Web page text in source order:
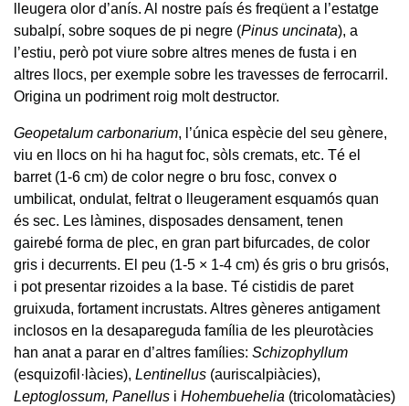
lleugera olor d’anís. Al nostre país és freqüent a l’estatge
subalpí, sobre soques de pi negre (Pinus uncinata), a
l’estiu, però pot viure sobre altres menes de fusta i en
altres llocs, per exemple sobre les travesses de ferrocarril.
Origina un podriment roig molt destructor.
Geopetalum carbonarium, l’única espècie del seu gènere,
viu en llocs on hi ha hagut foc, sòls cremats, etc. Té el
barret (1-6 cm) de color negre o bru fosc, convex o
umbilicat, ondulat, feltrat o lleugerament esquamós quan
és sec. Les làmines, disposades densament, tenen
gairebé forma de plec, en gran part bifurcades, de color
gris i decurrents. El peu (1-5 × 1-4 cm) és gris o bru grisós,
i pot presentar rizoides a la base. Té cistidis de paret
gruixuda, fortament incrustats. Altres gèneres antigament
inclosos en la desapareguda família de les pleurotàcies
han anat a parar en d’altres famílies: Schizophyllum
(esquizofil·làcies), Lentinellus (auriscalpiàcies),
Leptoglossum, Panellus i Hohembuehelia (tricolomatàcies)